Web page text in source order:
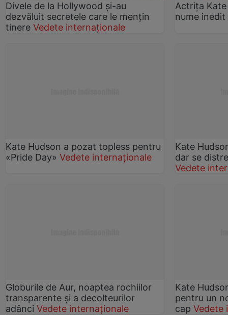
Divele de la Hollywood şi-au
dezvăluit secretele care le menţin
tinere Vedete internaționale
Actriţa
nume
Kate Hudson a pozat topless pentru
«Pride Day» Vedete internaționale
Kate
dar se
Vedete
Globurile de Aur, noaptea rochiilor
transparente și a decolteurilor
adânci Vedete internaționale
Kate
pentru un
capVedete